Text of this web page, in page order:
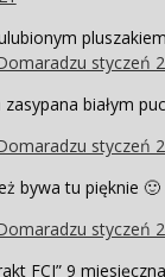
białym
bywa tu pięknie 🙂
FCI” 9